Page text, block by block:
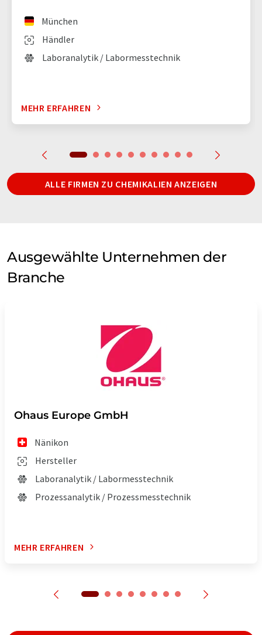
Händler
München
Laboranalytik / Labormesstechnik
MEHR ERFAHREN
ALLE FIRMEN ZU CHEMIKALIEN ANZEIGEN
Ausgewählte Unternehmen der
Branche
Ohaus Europe GmbH
Nänikon
Hersteller
Laboranalytik / Labormesstechnik
Prozessanalytik / Prozessmesstechnik
MEHR ERFAHREN